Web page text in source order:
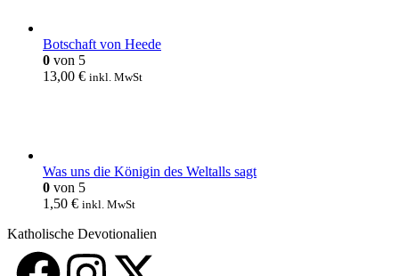
Botschaft von Heede
0 von 5
13,00 € inkl. MwSt
Was uns die Königin des Weltalls sagt
0 von 5
1,50 € inkl. MwSt
Katholische Devotionalien